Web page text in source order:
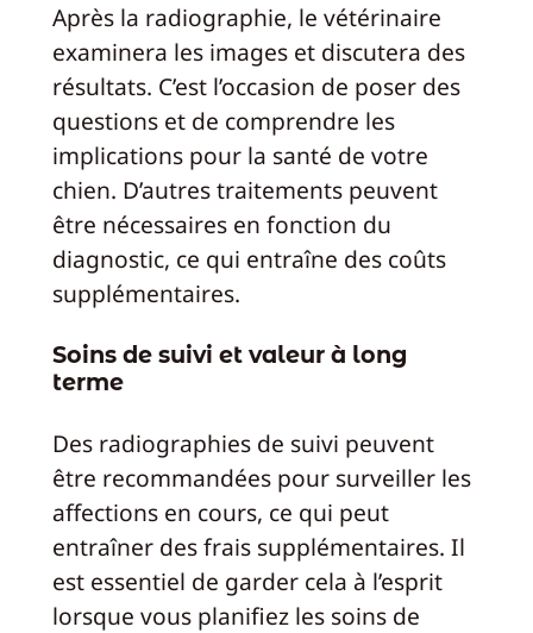
Après la radiographie, le vétérinaire
examinera les images et discutera des
résultats. C’est l’occasion de poser des
questions et de comprendre les
implications pour la santé de votre
chien. D’autres traitements peuvent
être nécessaires en fonction du
diagnostic, ce qui entraîne des coûts
supplémentaires.
Soins de suivi et valeur à long
terme
Des radiographies de suivi peuvent
être recommandées pour surveiller les
affections en cours, ce qui peut
entraîner des frais supplémentaires. Il
est essentiel de garder cela à l’esprit
lorsque vous planifiez les soins de